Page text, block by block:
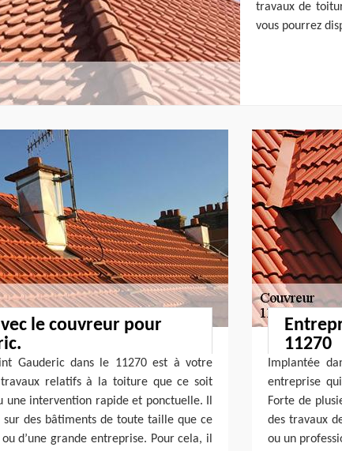
travaux de
vous pourrez
le couvreur pour
Gauderic dans le 11270 est à votre
relatifs à la toiture que ce soit
intervention rapide et ponctuelle. Il
des bâtiments de toute taille que ce
d’une grande entreprise. Pour cela, il
11270
Implantée
entreprise
Forte de
des travaux
ou un